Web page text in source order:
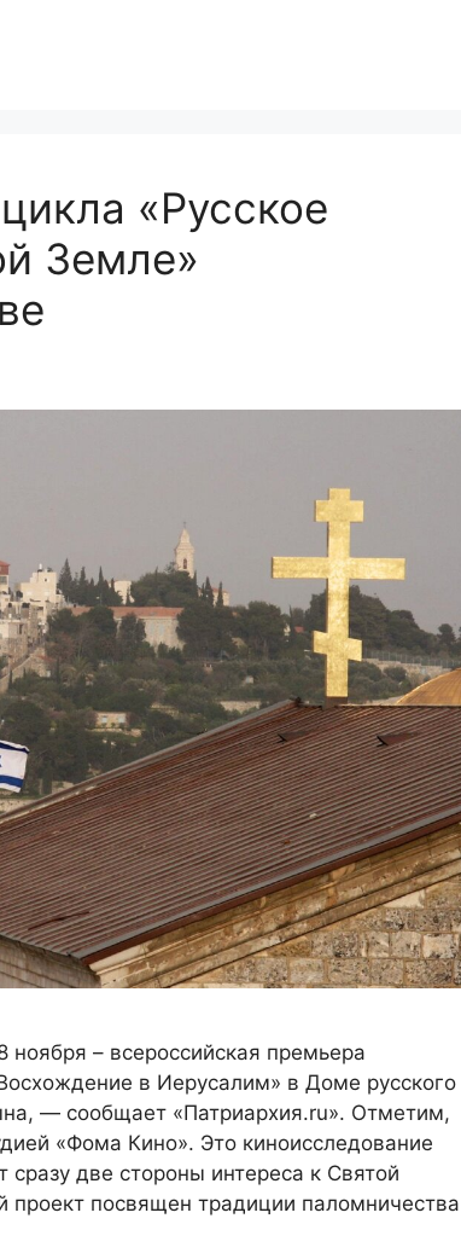
«Русское
Земле»
– всероссийская премьера
в Иерусалим» в Доме русского
— сообщает «Патриархия.ru». Отметим,
«Фома Кино». Это киноисследование
две стороны интереса к Святой
посвящен традиции паломничества